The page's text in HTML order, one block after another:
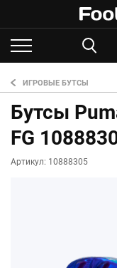
ИГРОВЫЕ БУТСЫ
Бутсы
FG
Артикул: 10888305